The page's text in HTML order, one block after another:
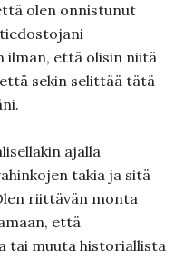
olen onnistunut
ilman, että olisin niitä
sekin selittää tätä
ajalla
takia ja sitä
riittävän monta
että
tai muuta historiallista